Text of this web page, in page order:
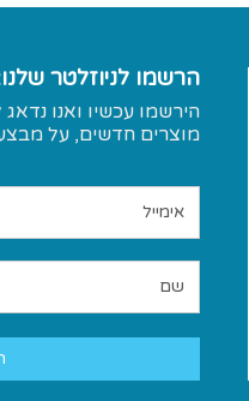
הרשמו לניוזלטר
הירשמו עכשיו ואנו
מוצרים חדשים, על